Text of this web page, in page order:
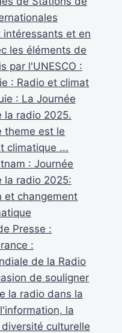
et en
les éléments de
par l'UNESCO :
: Radio et climat
: La Journée
la radio 2025.
theme est le
climatique ...
: Journée
la radio 2025:
et changement
Presse :
:
de la Radio
de souligner
la radio dans la
la
culturelle